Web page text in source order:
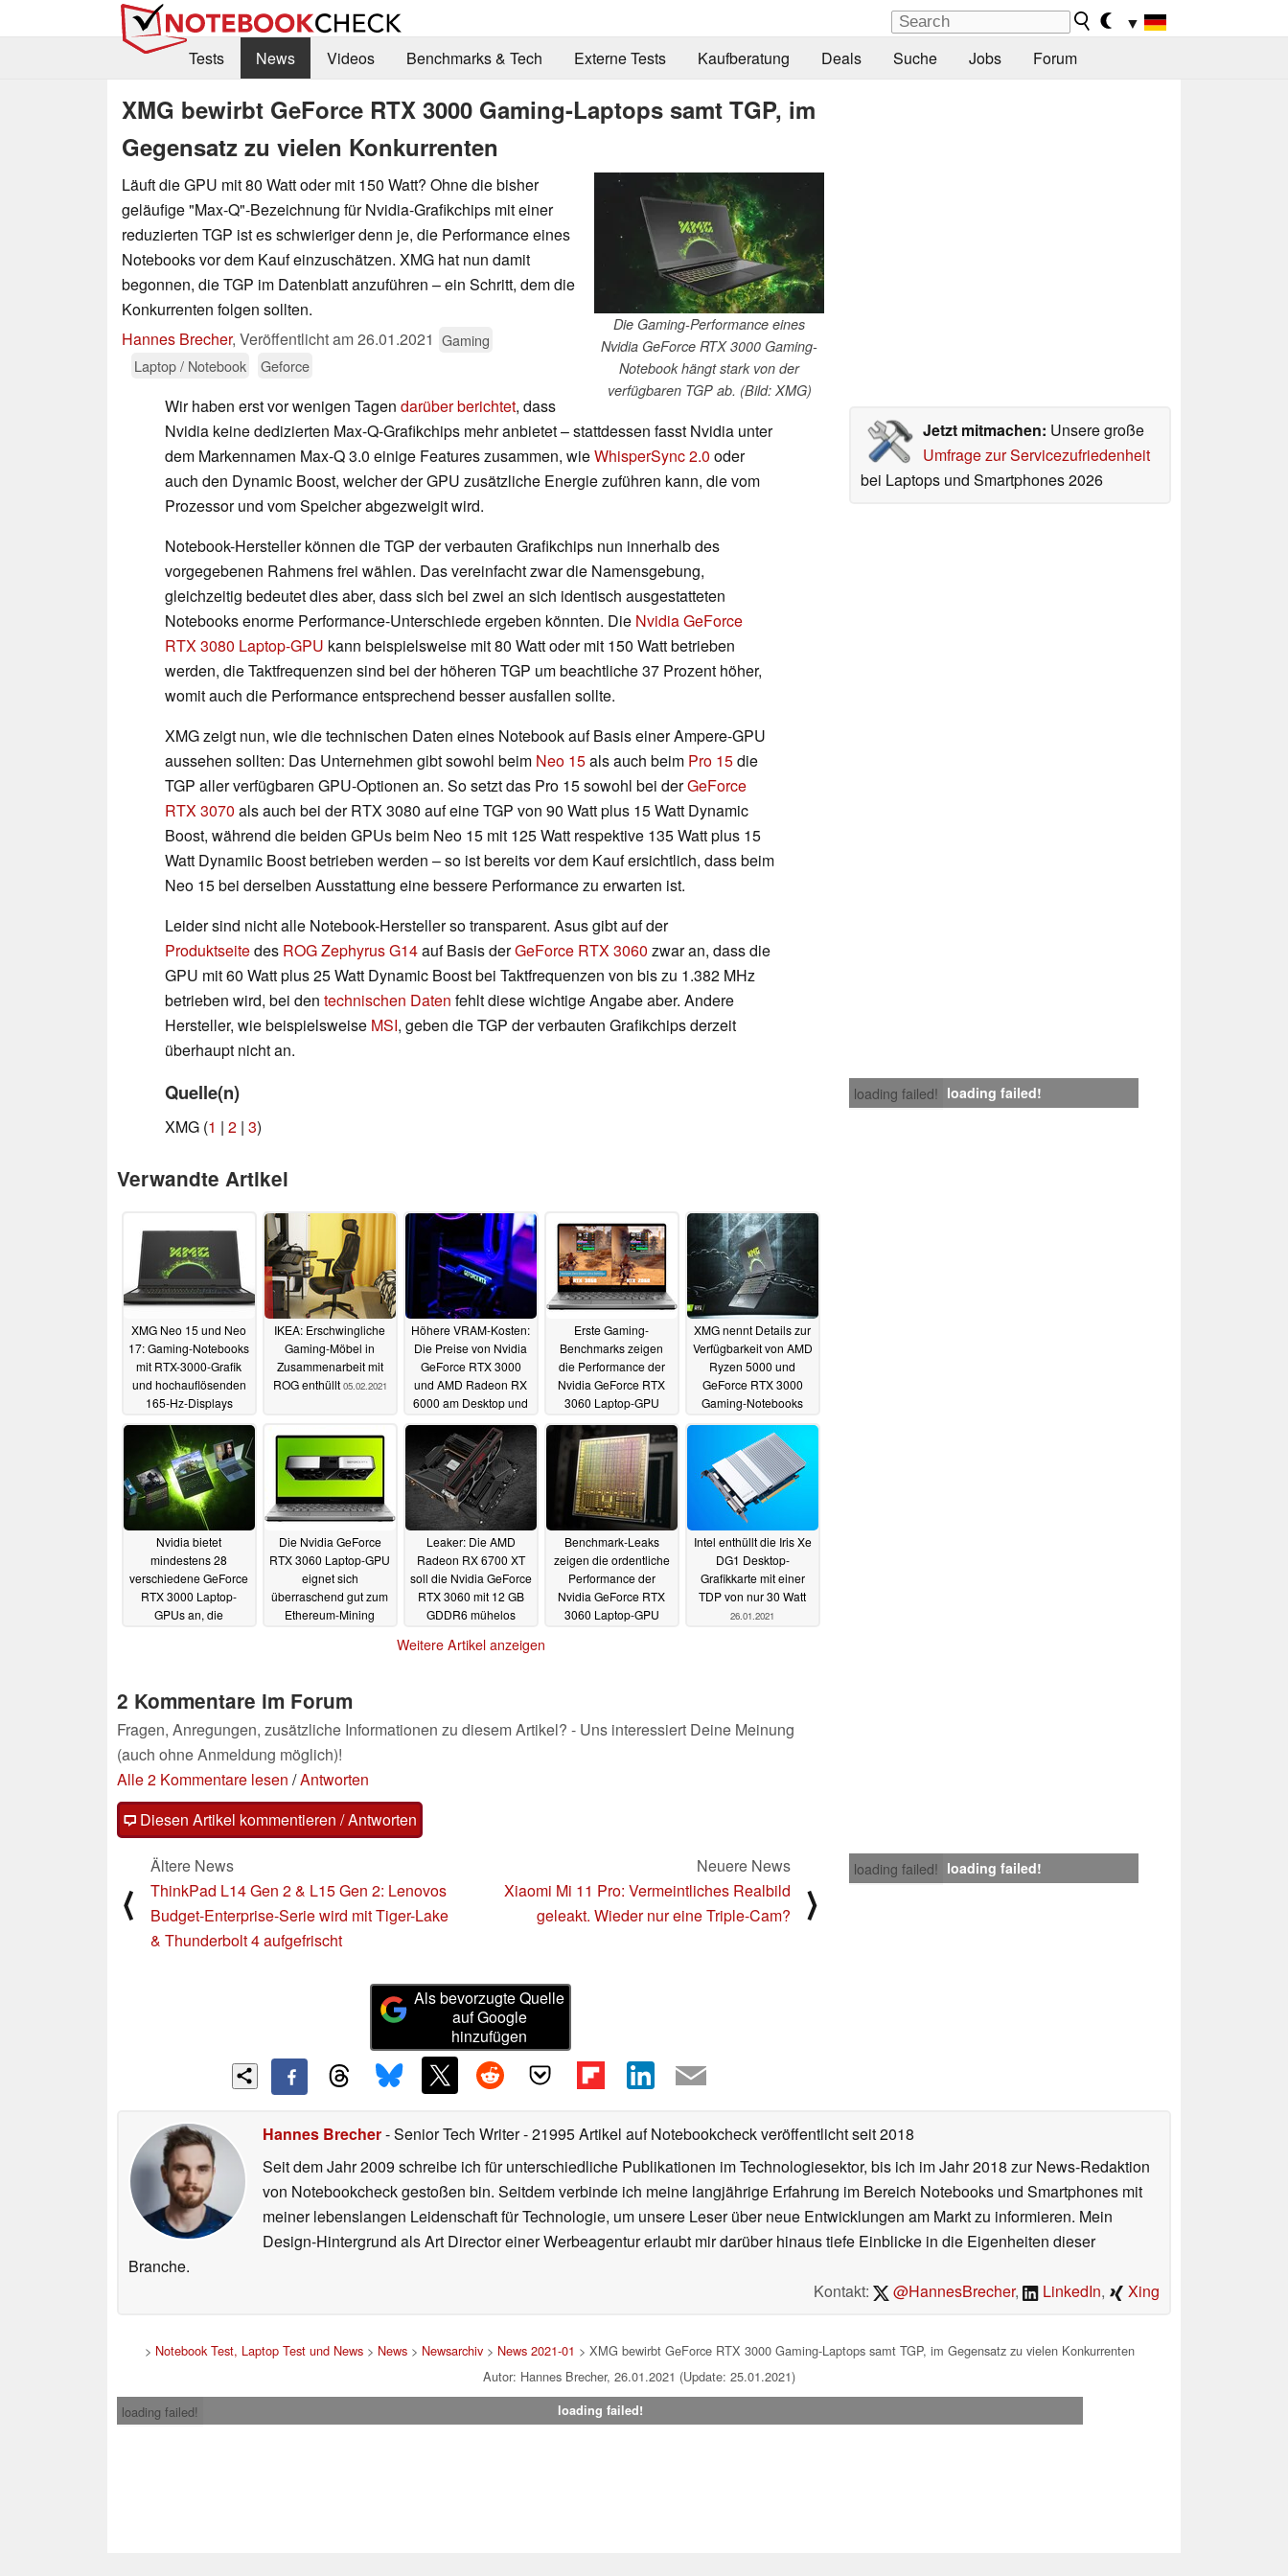
▼
Tests
News Videos Benchmarks & Tech Externe Tests Kaufberatung Deals Suche Jobs Forum
XMG bewirbt GeForce RTX 3000 Gaming-Laptops samt TGP, im
Gegensatz zu vielen Konkurrenten
Die Gaming-Performance eines
Nvidia GeForce RTX 3000 Gaming-
Notebook hängt stark von der
verfügbaren TGP ab. (Bild: XMG)
Läuft die GPU mit 80 Watt oder mit 150 Watt? Ohne die bisher
geläufige "Max-Q"-Bezeichnung für Nvidia-Grafikchips mit einer
reduzierten TGP ist es schwieriger denn je, die Performance eines
Notebooks vor dem Kauf einzuschätzen. XMG hat nun damit
begonnen, die TGP im Datenblatt anzuführen – ein Schritt, dem die
Konkurrenten folgen sollten.
Hannes Brecher, Veröffentlicht am26.01.2021 Gaming
Laptop / Notebook
Geforce
Jetzt mitmachen: Unsere große
Umfrage zur Servicezufriedenheit
bei Laptops und Smartphones 2026
Wir haben erst vor wenigen Tagen darüber berichtet, dass
Nvidia keine dedizierten Max-Q-Grafikchips mehr anbietet – stattdessen fasst Nvidia unter
dem Markennamen Max-Q 3.0 einige Features zusammen, wieWhisperSync 2.0 oder
auch den Dynamic Boost, welcher der GPU zusätzliche Energie zuführen kann, die vom
Prozessor und vom Speicher abgezweigit wird.
Notebook-Hersteller können die TGP der verbauten Grafikchips nun innerhalb des
vorgegebenen Rahmens frei wählen. Das vereinfacht zwar die Namensgebung,
gleichzeitig bedeutet dies aber, dass sich bei zwei an sich identisch ausgestatteten
Notebooks enorme Performance-Unterschiede ergeben könnten. Die Nvidia GeForce
RTX 3080 Laptop-GPU kann beispielsweise mit 80 Watt oder mit 150 Watt betrieben
werden, die Taktfrequenzen sind bei der höheren TGP um beachtliche 37 Prozent höher,
womit auch die Performance entsprechend besser ausfallen sollte.
XMG zeigt nun, wie die technischen Daten eines Notebook auf Basis einer Ampere-GPU
aussehen sollten: Das Unternehmen gibt sowohl beim Neo 15als auch beim Pro 15die
TGP aller verfügbaren GPU-Optionen an. So setzt das Pro 15 sowohl bei derGeForce
RTX 3070 als auch bei der RTX 3080 auf eine TGP von 90 Watt plus 15 Watt Dynamic
Boost, während die beiden GPUs beim Neo 15 mit 125 Watt respektive 135 Watt plus 15
Watt Dynamiic Boost betrieben werden – so ist bereits vor dem Kauf ersichtlich, dass beim
Neo 15 bei derselben Ausstattung eine bessere Performance zu erwarten ist.
Leider sind nicht alle Notebook-Hersteller so transparent. Asus gibt auf der
Produktseitedes ROG Zephyrus G14auf Basis derGeForce RTX 3060 zwar an, dass die
GPU mit 60 Watt plus 25 Watt Dynamic Boost bei Taktfrequenzen von bis zu 1.382 MHz
betrieben wird, bei den technischen Daten fehlt diese wichtige Angabe aber. Andere
Hersteller, wie beispielsweise MSI, geben die TGP der verbauten Grafikchips derzeit
überhaupt nicht an.
loading failed! loading failed!
Quelle(n)
XMG (1 | 2 | 3)
Verwandte Artikel
XMG Neo 15 und Neo
17: Gaming-Notebooks
mit RTX-3000-Grafik
und hochauflösenden
165-Hz-Displays
19.05.2021
IKEA: Erschwingliche
Gaming-Möbel in
Zusammenarbeit mit
ROG enthüllt 05.02.2021
Höhere VRAM-Kosten:
Die Preise von Nvidia
GeForce RTX 3000
und AMD Radeon RX
6000 am Desktop und
29.01.2021
Erste Gaming-
Benchmarks zeigen
die Performance der
Nvidia GeForce RTX
3060 Laptop-GPU
29.01.2021
XMG nennt Details zur
Verfügbarkeit von AMD
Ryzen 5000 und
GeForce RTX 3000
Gaming-Notebooks
27.01.2021
Nvidia bietet
mindestens 28
verschiedene GeForce
RTX 3000 Laptop-
GPUs an, die
Die Nvidia GeForce
RTX 3060 Laptop-GPU
eignet sich
überraschend gut zum
Ethereum-Mining
Leaker: Die AMD
Radeon RX 6700 XT
soll die Nvidia GeForce
RTX 3060 mit 12 GB
GDDR6 mühelos
Benchmark-Leaks
zeigen die ordentliche
Performance der
Nvidia GeForce RTX
3060 Laptop-GPU
Intel enthüllt die Iris Xe
DG1 Desktop-
Grafikkarte mit einer
TDP von nur 30 Watt
26.01.2021
Weitere Artikel anzeigen
2 Kommentare im Forum
Fragen, Anregungen, zusätzliche Informationen zu diesem Artikel? - Uns interessiert Deine Meinung
(auch ohne Anmeldung möglich)!
Alle 2 Kommentare lesen /Antworten
Diesen Artikel kommentieren / Antworten
loading failed! loading failed!
⟨
Ältere News
ThinkPad L14 Gen 2 & L15 Gen 2: Lenovos
Budget-Enterprise-Serie wird mit Tiger-Lake
& Thunderbolt 4 aufgefrischt
Neuere News
Xiaomi Mi 11 Pro: Vermeintliches Realbild
geleakt. Wieder nur eine Triple-Cam?
⟩
Als bevorzugte Quelle
auf Google
hinzufügen
Hannes Brecher- Senior Tech Writer- 21995 Artikel auf Notebookcheck veröffentlichtseit 2018
Seit dem Jahr 2009 schreibe ich für unterschiedliche Publikationen im Technologiesektor, bis ich im Jahr 2018 zur News-Redaktion
von Notebookcheck gestoßen bin. Seitdem verbinde ich meine langjährige Erfahrung im Bereich Notebooks und Smartphones mit
meiner lebenslangen Leidenschaft für Technologie, um unsere Leser über neue Entwicklungen am Markt zu informieren. Mein
Design-Hintergrund als Art Director einer Werbeagentur erlaubt mir darüber hinaus tiefe Einblicke in die Eigenheiten dieser
Branche.
Kontakt:
@HannesBrecher, LinkedIn, Xing
> Notebook Test, Laptop Test und News> News> Newsarchiv> News 2021-01 > XMG bewirbt GeForce RTX 3000 Gaming-Laptops samt TGP, im Gegensatz zu vielen Konkurrenten
Autor: Hannes Brecher, 26.01.2021 (Update: 25.01.2021)
loading failed!
loading failed!